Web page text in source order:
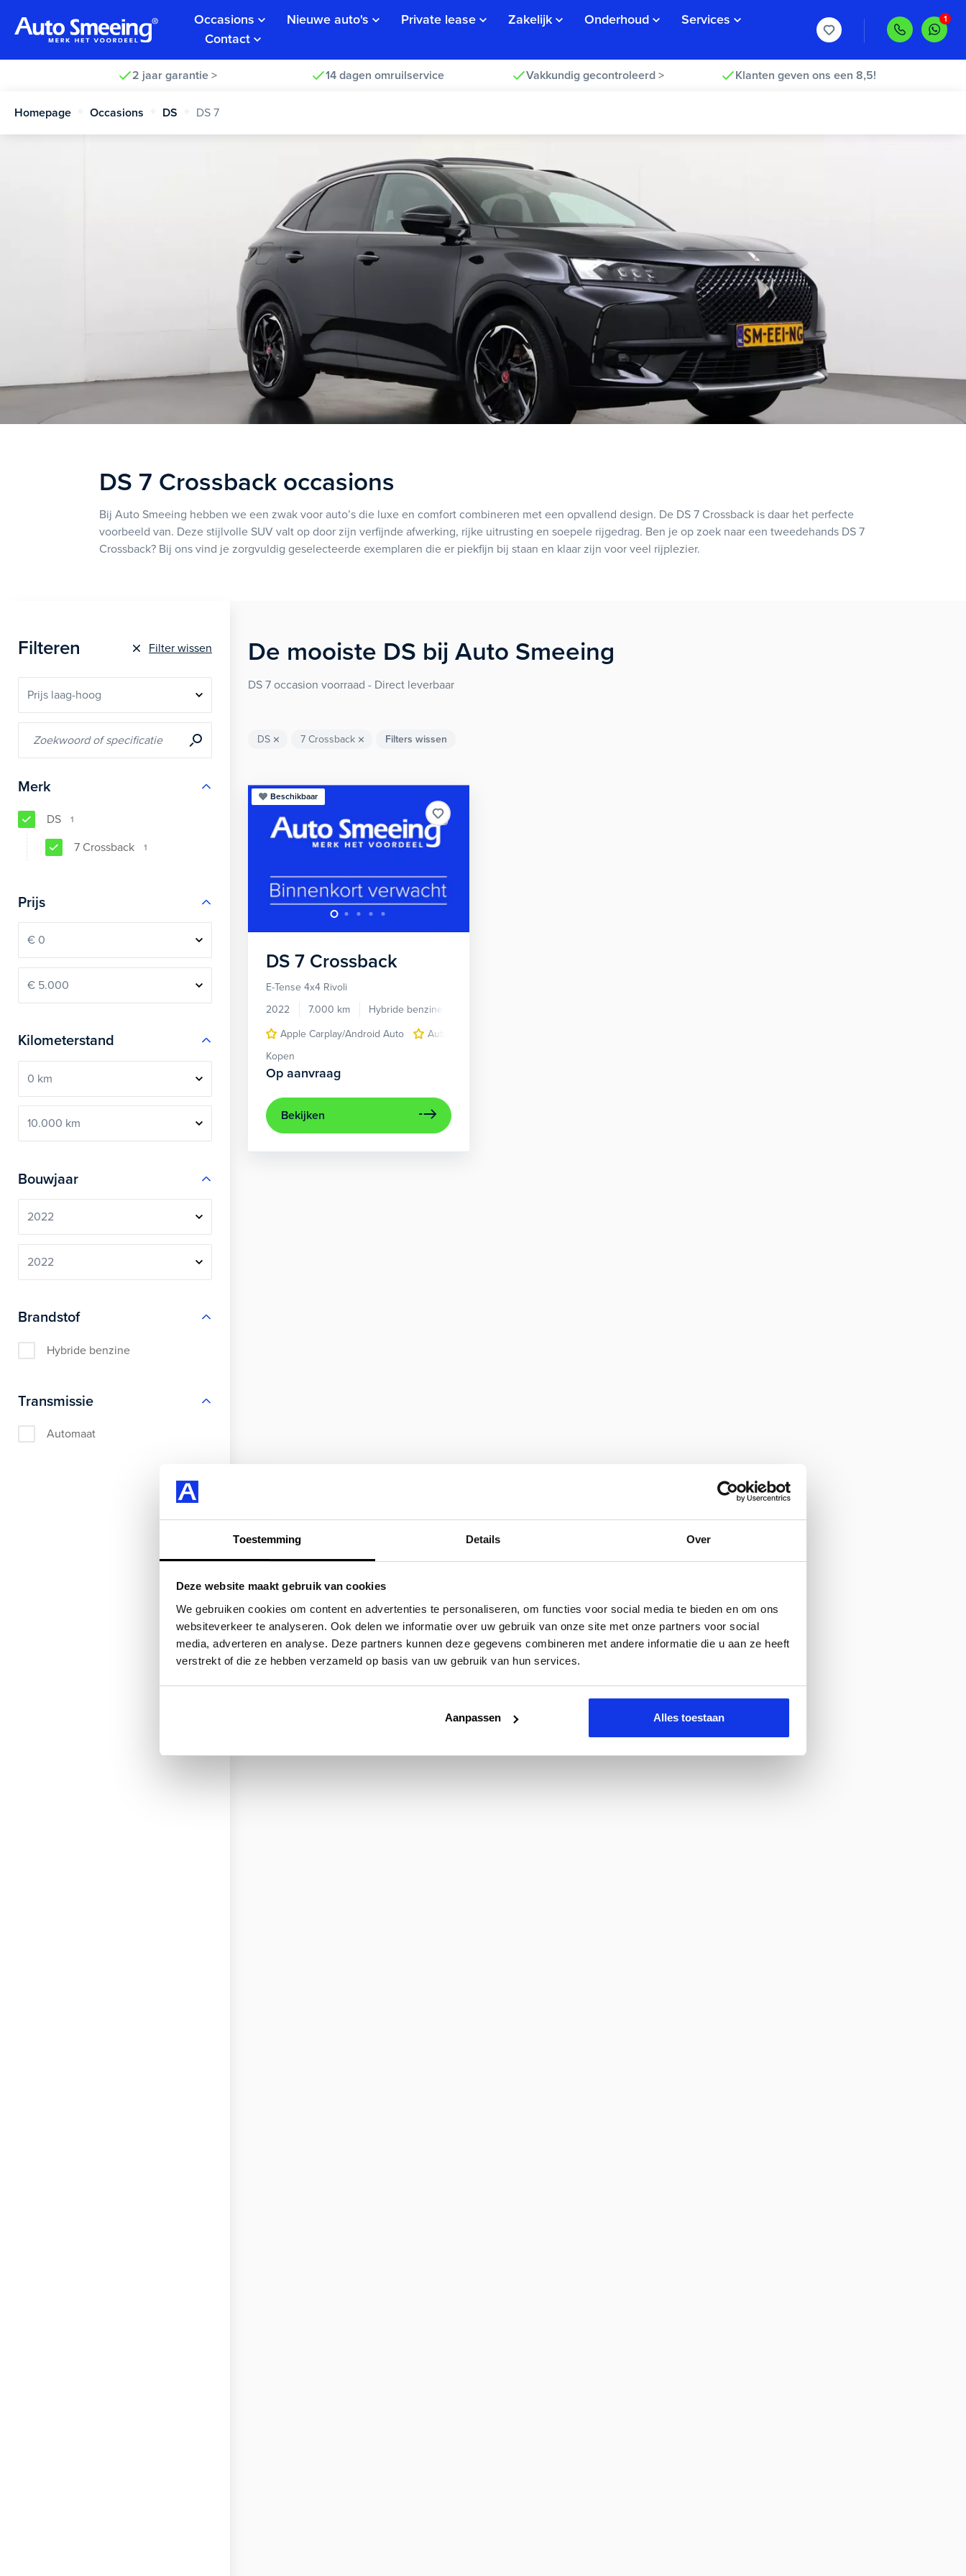
Toestemming Details Over
Deze website maakt gebruik van cookies
We gebruiken cookies om content en advertenties te personaliseren, om functies voor social media te bieden en om ons
websiteverkeer te analyseren. Ook delen we informatie over uw gebruik van onze site met onze partners voor social
media, adverteren en analyse. Deze partners kunnen deze gegevens combineren met andere informatie die u aan ze heeft
verstrekt of die ze hebben verzameld op basis van uw gebruik van hun services.
Aanpassen Alles toestaan
Occasions Nieuwe auto's Private lease Zakelijk Onderhoud
Services
Contact
2 jaar garantie > 14 dagen omruilservice Vakkundig gecontroleerd > Klanten geven ons een 8,5!
Homepage Occasions DS DS 7
DS 7 Crossback occasions
Bij Auto Smeeing hebben we een zwak voor auto’s die luxe en comfort combineren met een opvallend design. De DS 7 Crossback is daar het perfecte
voorbeeld van. Deze stijlvolle SUV valt op door zijn verfijnde afwerking, rijke uitrusting en soepele rijgedrag. Ben je op zoek naar een tweedehands DS 7
Crossback? Bij ons vind je zorgvuldig geselecteerde exemplaren die er piekfijn bij staan en klaar zijn voor veel rijplezier.
Filteren Filter wissen
Merk
DS 1
7 Crossback 1
Prijs
Kilometerstand
Bouwjaar
Brandstof
Hybride benzine
Transmissie
Automaat
De mooiste DS bij Auto Smeeing
DS 7 occasion voorraad - Direct leverbaar
DS 7 Crossback Filters wissen
Beschikbaar
DS 7 Crossback
E-Tense 4x4 Rivoli
2022
7.000 km Hybride benzine
Apple Carplay/Android Auto
Autonomous Emergency Braking
Kopen
Op aanvraag
Bekijken